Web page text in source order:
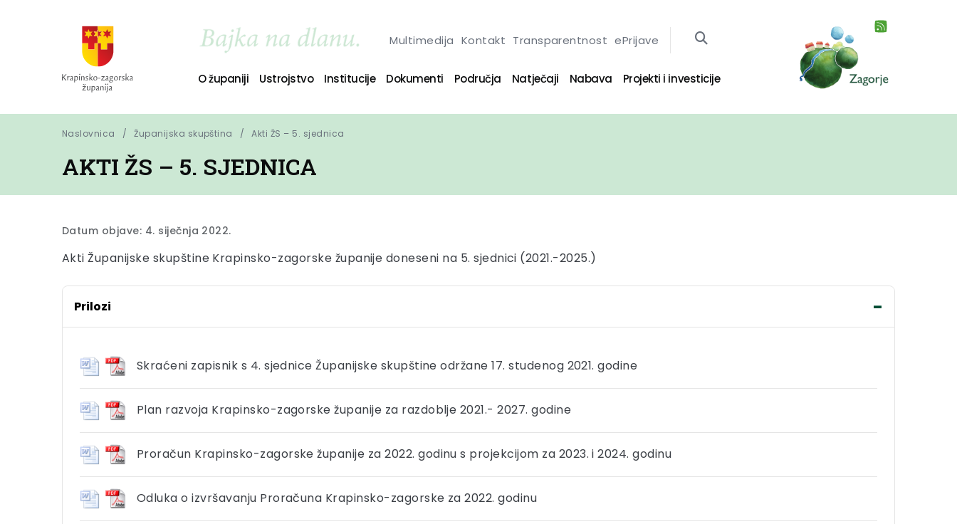
Multimedija Kontakt Transparentnost ePrijave
O županiji Ustrojstvo Institucije Dokumenti Područja Natječaji Nabava Projekti i investicije
Naslovnica Županijska skupština Akti ŽS – 5. sjednica
AKTI ŽS – 5. SJEDNICA
Datum objave: 4. siječnja 2022.
Akti Županijske skupštine Krapinsko-zagorske županije doneseni na 5. sjednici (2021.-2025.)
Prilozi
Skraćeni zapisnik s 4. sjednice Županijske skupštine održane 17. studenog 2021. godine
Plan razvoja Krapinsko-zagorske županije za razdoblje 2021.- 2027. godine
Proračun Krapinsko-zagorske županije za 2022. godinu s projekcijom za 2023. i 2024. godinu
Odluka o izvršavanju Proračuna Krapinsko-zagorske za 2022. godinu